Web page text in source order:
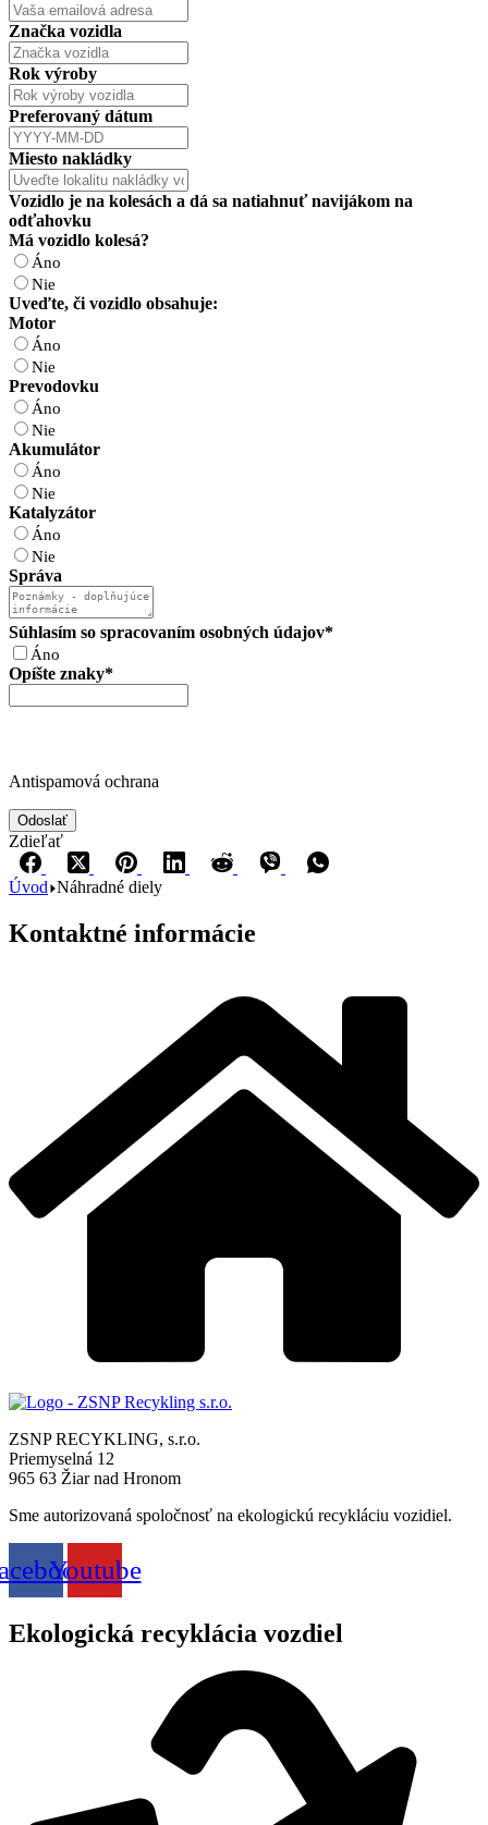
Značka vozidla
Rok výroby
Preferovaný dátum
Miesto nakládky
Vozidlo je na kolesách a dá sa natiahnuť navijákom na
odťahovku
Email
Address
Má vozidlo kolesá?
Áno
Nie
Uveďte, či vozidlo obsahuje:
Motor
Áno
Nie
Prevodovku
Áno
Nie
Akumulátor
Áno
Nie
Katalyzátor
Áno
Nie
Správa
Súhlasím so spracovaním osobných údajov*
Áno
Opíšte znaky*
Antispamová ochrana
Odoslať
Zdieľať
Úvod Náhradné diely
Kontaktné informácie
ZSNP RECYKLING, s.r.o.
Priemyselná 12
965 63 Žiar nad Hronom
Sme autorizovaná spoločnosť na ekologickú recykláciu vozidiel.
Youtube
Ekologická recyklácia vozdiel